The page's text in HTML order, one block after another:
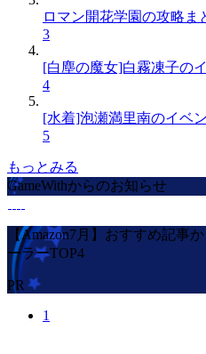
ロマン開花学園の攻略ま
3
[白塵の魔女]白霧凍子の
4
[水着]泡瀬満里南のイベ
5
もっとみる
GameWithからのお知らせ
【Amazon7月】おすすめ記事
ーラーTOP4
PR
1